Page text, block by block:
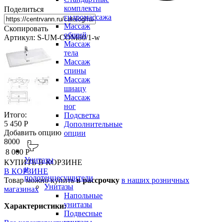
комплекты
гидромассажа
Массаж
общий
Массаж
тела
Массаж
спины
Массаж
шиацу
Массаж
ног
Подсветка
Дополнительные
опции
Унитазы
и
полотенцесушители
Унитазы
Напольные
унитазы
Подвесные
Поделиться
Скопировать
Артикул: S-UM-COM80/1-w
Итого:
5 450 Р
Добавить опцию
8000
8 000 Р
КУПИТЬ В КОРЗИНЕ
В КОРЗИНЕ
Товар можно купитьв рассрочку в наших розничных
магазинах
Характеристики: